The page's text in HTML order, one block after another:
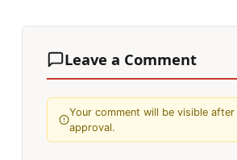
Leave a Comment
Your comment will be visible after
approval.